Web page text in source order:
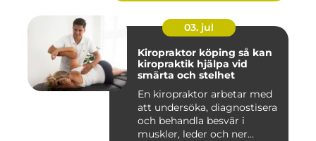
03. jul
Kiropraktor köping så kan
kiropraktik hjälpa vid
smärta och stelhet
En kiropraktor arbetar med
att undersöka, diagnostisera
och behandla besvär i
muskler, leder och ner...